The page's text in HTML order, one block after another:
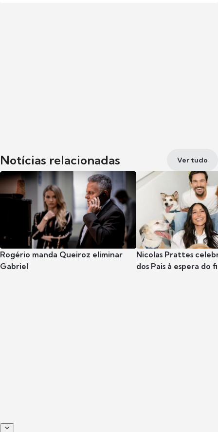
Notícias relacionadas Ver tudo
Rogério manda Queiroz eliminar
Gabriel
Nicolas Prattes
dos Pais à espera do